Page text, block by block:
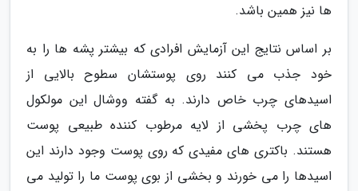
ها نیز همین باشد.
بر اساس نتایج این آزمایش افرادی که بیشتر پشه ها را به
خود جذب می کنند روی پوستشان سطوح بالایی از
اسیدهای چرب خاص دارند. به گفته ووشال این مولکول
های چرب پخشی از لایه مرطوب کننده طبیعی پوست
هستند. باکتری های مفیدی که روی پوست وجود دارند این
اسیدها را می خورند و بخشی از بوی پوست ما را تولید می